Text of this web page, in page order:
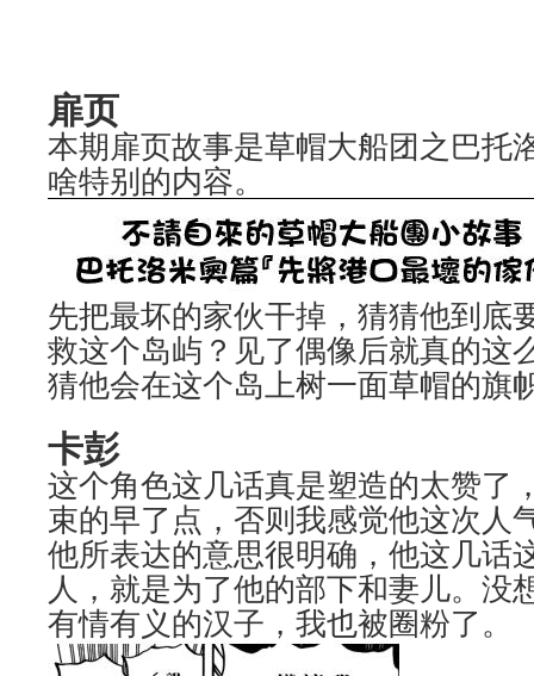
扉页
本期扉页故事是草帽大船团之巴托
啥特别的内容。
先把最坏的家伙干掉，猜猜他到底
救这个岛屿？见了偶像后就真的这
猜他会在这个岛上树一面草帽的
卡彭
这个角色这几话真是塑造的太赞了
束的早了点，否则我感觉他这次人
他所表达的意思很明确，他这几话
人，就是为了他的部下和妻儿。没
有情有义的汉子，我也被圈粉了。